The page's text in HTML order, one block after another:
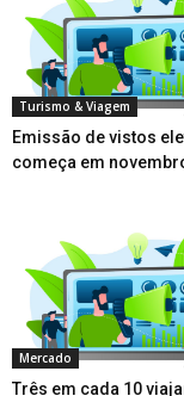
Turismo & Viagem
Emissão de vistos
começa em
Mercado
Três em cada 10